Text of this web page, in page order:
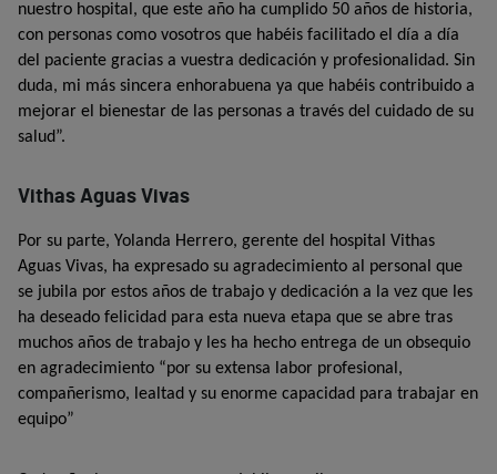
nuestro hospital, que este año ha cumplido 50 años de historia,
con personas como vosotros que habéis facilitado el día a día
del paciente gracias a vuestra dedicación y profesionalidad. Sin
duda, mi más sincera enhorabuena ya que habéis contribuido a
mejorar el bienestar de las personas a través del cuidado de su
salud”.
Vithas Aguas Vivas
Por su parte, Yolanda Herrero, gerente del hospital Vithas
Aguas Vivas, ha expresado su agradecimiento al personal que
se jubila por estos años de trabajo y dedicación a la vez que les
ha deseado felicidad para esta nueva etapa que se abre tras
muchos años de trabajo y les ha hecho entrega de un obsequio
en agradecimiento “por su extensa labor profesional,
compañerismo, lealtad y su enorme capacidad para trabajar en
equipo”